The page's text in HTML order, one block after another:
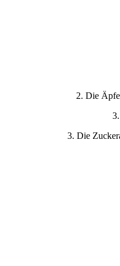
2. Die
3. Die